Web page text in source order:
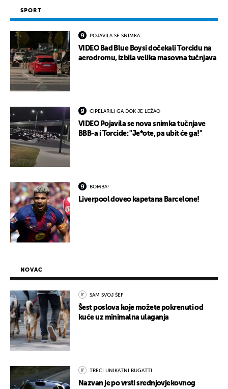
SPORT
POJAVILA SE SNIMKA
VIDEO Bad Blue Boysi dočekali Torcidu na
aerodromu, izbila velika masovna tučnjava
CIPELARILI GA DOK JE LEŽAO
VIDEO Pojavila se nova snimka tučnjave
BBB-a i Torcide: "Je*ote, pa ubit će ga!"
BOMBA!
Liverpool doveo kapetana Barcelone!
NOVAC
SAM SVOJ ŠEF
Šest poslova koje možete pokrenuti od
kuće uz minimalna ulaganja
TREĆI UNIKATNI BUGATTI
Nazvan je po vrsti srednjovjekovnog